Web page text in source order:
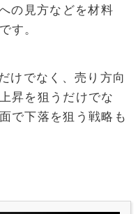
の見方などを材料
す。
けでなく、売り方向
昇を狙うだけでな
で下落を狙う戦略も